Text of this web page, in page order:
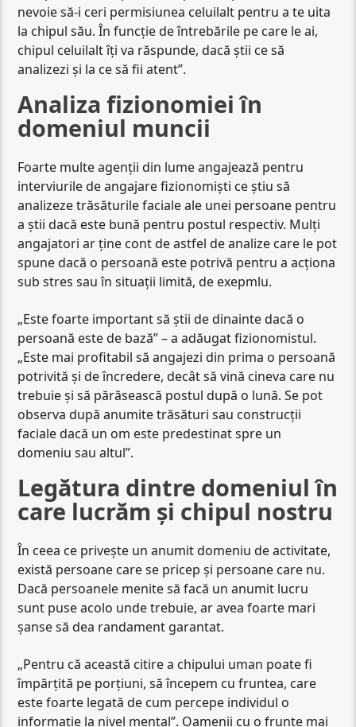
nevoie să-i ceri permisiunea celuilalt pentru a te uita
la chipul său. În funcție de întrebările pe care le ai,
chipul celuilalt îți va răspunde, dacă știi ce să
analizezi și la ce să fii atent”.
Analiza fizionomiei în
domeniul muncii
Foarte multe agenții din lume angajează pentru
interviurile de angajare fizionomiști ce știu să
analizeze trăsăturile faciale ale unei persoane pentru
a știi dacă este bună pentru postul respectiv. Mulți
angajatori ar ține cont de astfel de analize care le pot
spune dacă o persoană este potrivă pentru a acționa
sub stres sau în situații limită, de exepmlu.
„Este foarte important să știi de dinainte dacă o
persoană este de bază” – a adăugat fizionomistul.
„Este mai profitabil să angajezi din prima o persoană
potrivită și de încredere, decât să vină cineva care nu
trebuie și să părăsească postul după o lună. Se pot
observa după anumite trăsături sau construcții
faciale dacă un om este predestinat spre un
domeniu sau altul”.
Legătura dintre domeniul în
care lucrăm și chipul nostru
În ceea ce privește un anumit domeniu de activitate,
există persoane care se pricep și persoane care nu.
Dacă persoanele menite să facă un anumit lucru
sunt puse acolo unde trebuie, ar avea foarte mari
șanse să dea randament garantat.
„Pentru că această citire a chipului uman poate fi
împărțită pe porțiuni, să începem cu fruntea, care
este foarte legată de cum percepe individul o
informație la nivel mental”. Oamenii cu o frunte mai